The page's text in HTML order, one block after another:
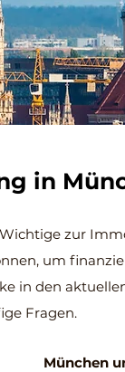
in
zur
um
in den
Fragen.
München